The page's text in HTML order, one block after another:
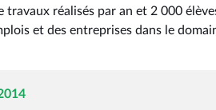
travaux réalisés par an et 2 000
et des entreprises dans le